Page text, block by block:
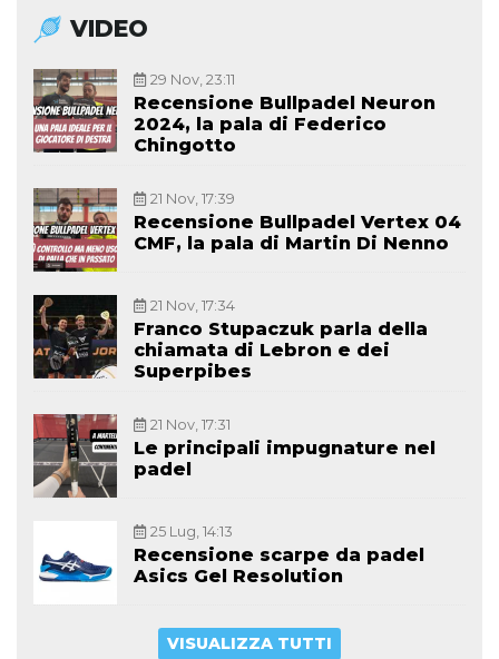
VIDEO
29 Nov, 23:11
Recensione Bullpadel Neuron
2024, la pala di Federico
Chingotto
21 Nov, 17:39
Recensione Bullpadel Vertex 04
CMF, la pala di Martin Di Nenno
21 Nov, 17:34
Franco Stupaczuk parla della
chiamata di Lebron e dei
Superpibes
21 Nov, 17:31
Le principali impugnature nel
padel
25 Lug, 14:13
Recensione scarpe da padel
Asics Gel Resolution
VISUALIZZA TUTTI